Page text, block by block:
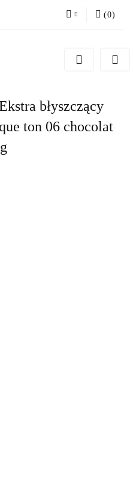
Zarejestruj się
(0)
błyszczący
ton 06 chocolat